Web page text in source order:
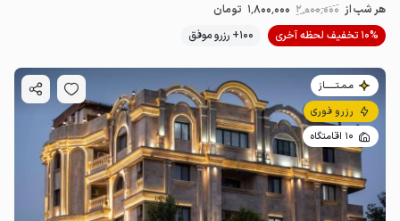
هر شب از 2٬000٬000 1٬800٬000 تومان
10% تخفیف لحظه آخری
100+ رزرو موفق
مـمـتــــــاز
رزرو فوری
10 اقامتگاه